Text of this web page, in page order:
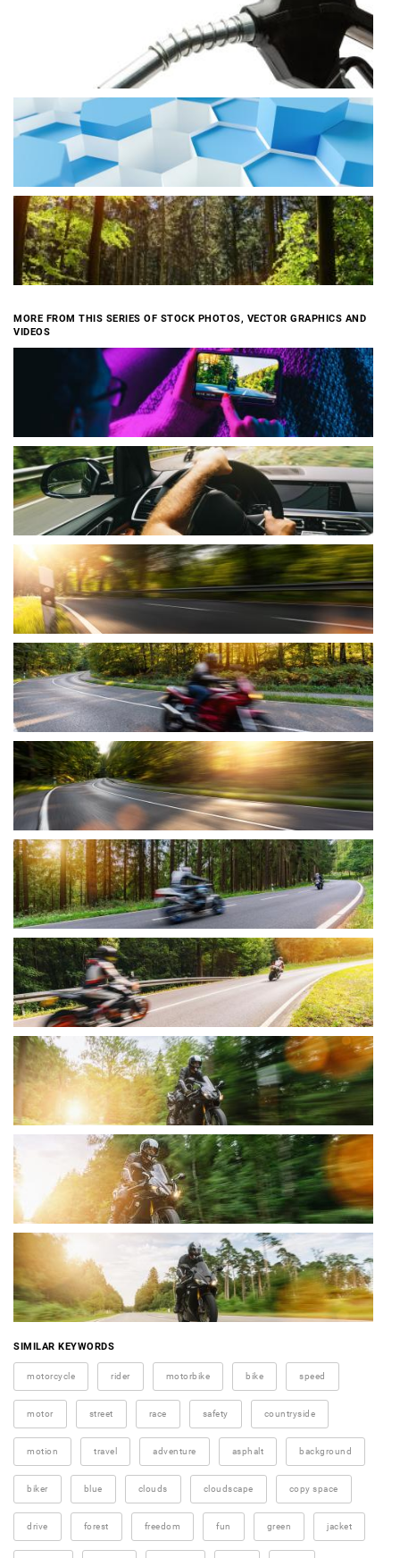
MORE FROM THIS SERIES OF STOCK PHOTOS, VECTOR GRAPHICS AND
VIDEOS
SIMILAR KEYWORDS
motorcycle rider motorbike bike speed
motor street race safety countryside
motion travel adventure asphalt background
biker blue clouds cloudscape copy space
drive forest freedom fun green jacket